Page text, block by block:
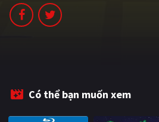
PHIM MỚI
TUYỂN TẬP PHIM
Có thể bạn muốn xem